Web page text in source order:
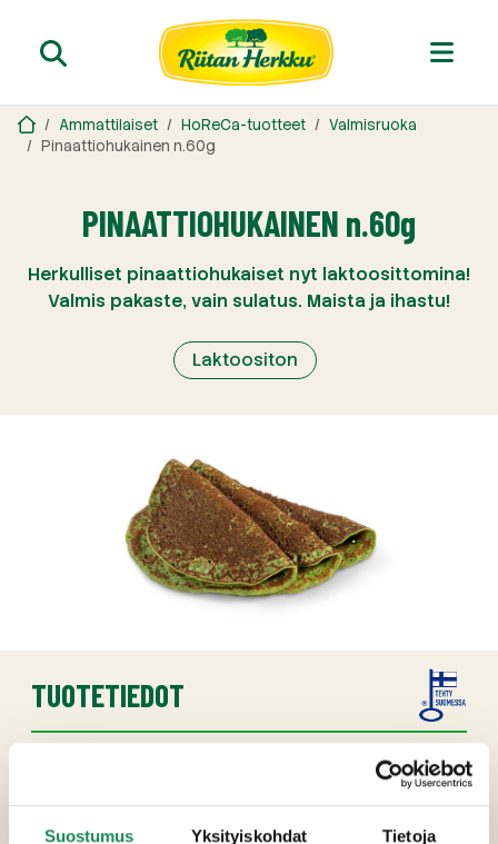
Suostumus Yksityiskohdat Tietoja
Ammattilaiset HoReCa-tuotteet
Valmisruoka
Pinaattiohukainen n.60g
PINAATTIOHUKAINEN n.60g
Herkulliset pinaattiohukaiset nyt laktoosittomina!
Valmis pakaste, vain sulatus. Maista ja ihastu!
Laktoositon
TUOTETIEDOT
askorbiibijauho, entsyymi
ohra
mallasjauho),